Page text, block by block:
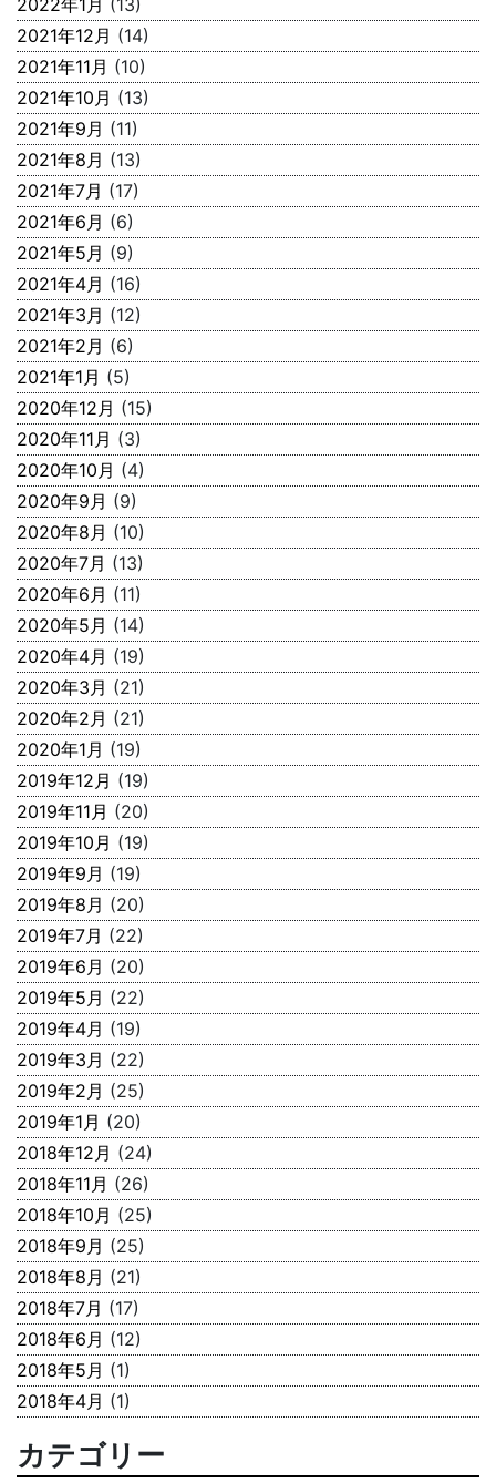
2021年12月 (14)
2021年11月 (10)
2021年10月 (13)
2021年9月 (11)
2021年8月 (13)
2021年7月 (17)
2021年6月 (6)
2021年5月 (9)
2021年4月 (16)
2021年3月 (12)
2021年2月 (6)
2021年1月 (5)
2020年12月 (15)
2020年11月 (3)
2020年10月 (4)
2020年9月 (9)
2020年8月 (10)
2020年7月 (13)
2020年6月 (11)
2020年5月 (14)
2020年4月 (19)
2020年3月 (21)
2020年2月 (21)
2020年1月 (19)
2019年12月 (19)
2019年11月 (20)
2019年10月 (19)
2019年9月 (19)
2019年8月 (20)
2019年7月 (22)
2019年6月 (20)
2019年5月 (22)
2019年4月 (19)
2019年3月 (22)
2019年2月 (25)
2019年1月 (20)
2018年12月 (24)
2018年11月 (26)
2018年10月 (25)
2018年9月 (25)
2018年8月 (21)
2018年7月 (17)
2018年6月 (12)
2018年5月 (1)
2018年4月 (1)
カテゴリー